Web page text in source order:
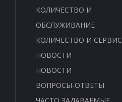
КОЛИЧЕСТВО И
ОБСЛУЖИВАНИЕ
КОЛИЧЕСТВО И СЕРВИС
НОВОСТИ
НОВОСТИ
ВОПРОСЫ-ОТВЕТЫ